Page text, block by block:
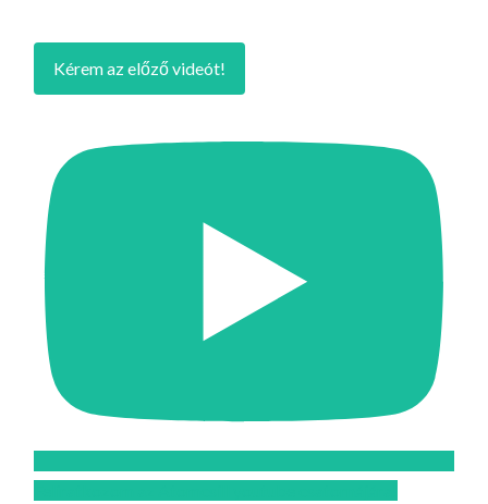
Kérem az előző videót!